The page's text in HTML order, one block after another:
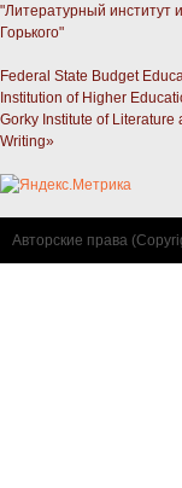
"Литературный институт
Горького"
Federal State Budget
Institution of Higher
Gorky Institute of Literature
Writing»
Авторские права